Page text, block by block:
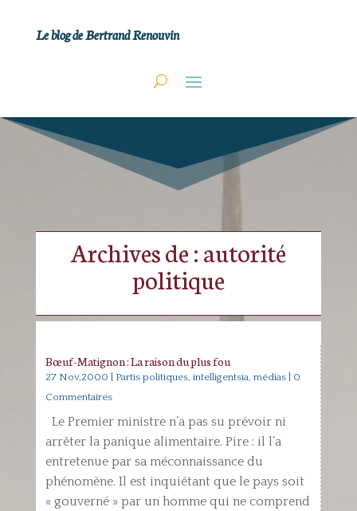
Le blog de Bertrand Renouvin
Archives de : autorité
politique
Bœuf-Matignon : La raison du plus fou
27 Nov,2000 Partis politiques, intelligentsia, médias| 0
Commentaires
Le Premier ministre n’a pas su prévoir ni
arrêter la panique alimentaire. Pire : il l’a
entretenue par sa méconnaissance du
phénomène. Il est inquiétant que le pays soit
« gouverné » par un homme qui ne comprend